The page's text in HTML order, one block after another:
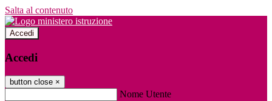
Salta al contenuto
Accedi
Accedi
button close ×
Nome Utente